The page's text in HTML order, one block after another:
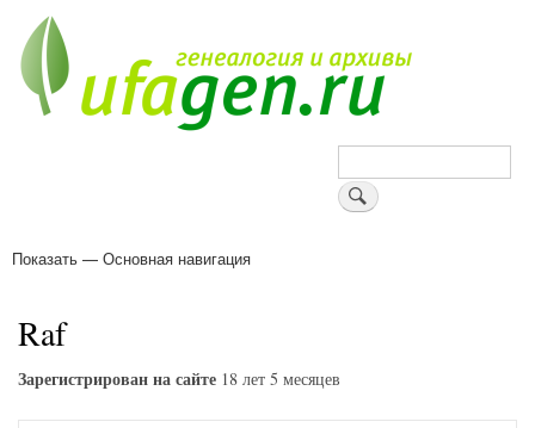
основному
содержанию
Поиск
Основная
Показать — Основная навигация
Raf
Зарегистрирован на сайте 18 лет 5 месяцев